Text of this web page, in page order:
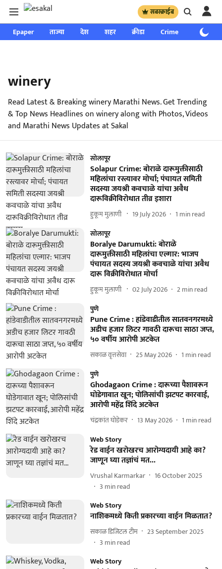
सबस्क्राईब
Epaper ताज्या देश शहर क्रीडा Crime साप्ताहिक
winery
Read Latest & Breaking winery Marathi News. Get Trending
& Top News Headlines on winery along with Photos, Videos
and Marathi News Updates at Sakal
सोलापूर
Solapur Crime: बोराळे दारूमुक्तीसाठी
महिलांचा रस्त्यावर मोर्चा; पंचायत समिती
सदस्या जयश्री कवचाळे यांचा अवैध
दारूविक्रीविरोधात तीव्र इशारा
हुकूम मुलाणी ​ 19 July 2026 1 min read
सोलापूर
Boralye Darumukti: बोराळे
दारूमुक्तीसाठी महिलांचा एल्गार: भाजप
पंचायत सदस्य जयश्री कवचाळे यांचा अवैध
दारू विक्रीविरोधात मोर्चा
हुकूम मुलाणी ​ 02 July 2026 2min read
पुणे
Pune Crime : हांडेवाडीतील सातवनगरमध्ये
अडीच हजार लिटर गावठी दारूचा साठा जप्त,
५० वर्षीय आरोपी अटकेत
सकाळ वृत्तसेवा 25 May 2026 1 min read
पुणे
Ghodagaon Crime : दारूच्या पैशावरून
घोडेगावात खून; पोलिसांची झटपट कारवाई,
आरोपी महेंद्र शिंदे अटकेत
चंद्रकांत घोडेकर 13 May 2026 1 min read
Web Story
रेड वाईन खरोखरच आरोग्यदायी आहे का?
जाणून घ्या तज्ञांचं मत...
Vrushal Karmarkar
16 October 2025
3 min read
Web Story
नाशिकमध्ये किती प्रकारच्या वाईन मिळतात?
सकाळ डिजिटल टीम
23 September 2025
3 min read
Web Story